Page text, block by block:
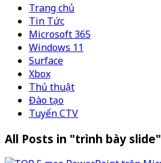
Trang chủ
Tin Tức
Microsoft 365
Windows 11
Surface
Xbox
Thủ thuật
Đào tạo
Tuyển CTV
All Posts in "trình bày slide"